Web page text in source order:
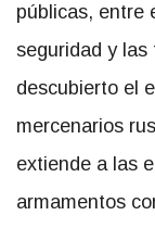
públicas, entre
seguridad y las
descubierto el
mercenarios
extiende a las
armamentos